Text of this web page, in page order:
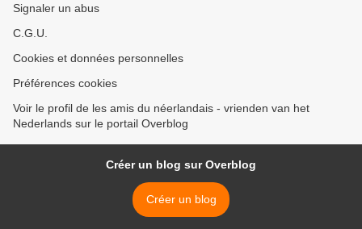
Signaler un abus
C.G.U.
Cookies et données personnelles
Préférences cookies
Voir le profil de les amis du néerlandais - vrienden van het
Nederlands sur le portail Overblog
Créer un blog sur Overblog
Créer un blog